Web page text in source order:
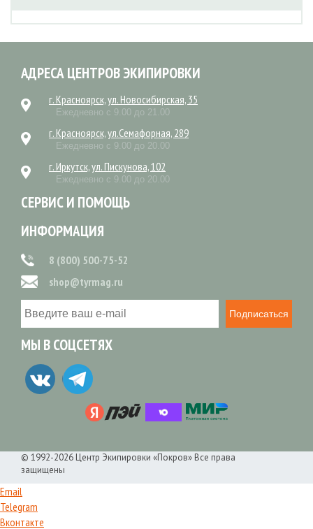
АДРЕСА ЦЕНТРОВ ЭКИПИРОВКИ
г. Красноярск, ул. Новосибирская, 35
Ежедневно с 9.00 до 21.00
г. Красноярск, ул.Семафорная, 289
Ежедневно с 9.00 до 20.00
г. Иркутск, ул. Пискунова, 102
Ежедневно с 9.00 до 20.00
СЕРВИС И ПОМОЩЬ
ИНФОРМАЦИЯ
8 (800) 500-75-52
shop@tyrmag.ru
Подписаться
МЫ В СОЦСЕТЯХ
© 1992-2026 Центр Экипировки «Покров» Все права
защищены
Email
Telegram
Вконтакте